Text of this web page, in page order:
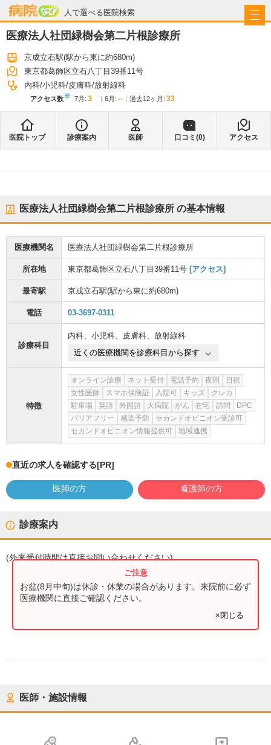
人で選べる医院検索
病院なび
医療法人社団緑樹会第二片根診療所
京成立石駅(駅から東に約680m)
東京都葛飾区立石八丁目39番11号
内科 小児科 皮膚科 放射線科
アクセス数※ 7月 : 3 6月 : -- 過去12ヶ月: 33
医院トップ 診療案内 医師 口コミ(0) アクセス
医療法人社団緑樹会第二片根診療所 の基本情報
医療機関名 医療法人社団緑樹会第二片根診療所
所在地 東京都葛飾区立石八丁目39番11号 [アクセス]
最寄駅 京成立石駅(駅から東に約680m)
電話 03-3697-0311
診療科目
内科、 小児科、 皮膚科、 放射線科
近くの医療機関を診療科目から探す
特徴
オンライン診療 ネット受付 電話予約 夜間
日祝
女性医師
スマホ保険証 入院可 キッズ
クレカ
駐車場
英語 外国語 大病院 がん 在宅 訪問
DPC
バリアフリー
感染予防
セカンドオピニオン受診可
セカンドオピニオン情報提供可
地域連携
直近の求人を確認する[PR]
医師の方 看護師の方
診療案内
(外来受付時間は直接お問い合わせください)
お盆(8月中旬)は休診・休業の場合があります。来院前に必ず
医療機関に直接ご確認ください。
×閉じる
医師・施設情報